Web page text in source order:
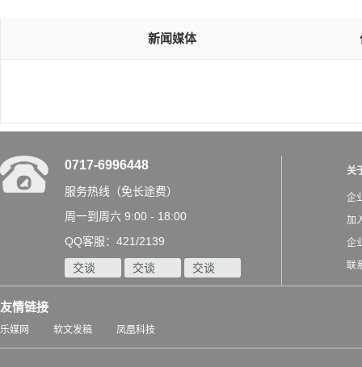
新闻媒体
0717-6996448
服务热线（免长途费）
周一到周六 9:00 - 18:00
QQ客服：421/2139
交谈 交谈 交谈
关
企
加
企
联
友情链接
乐媒网 软文发稿 凤凰科技